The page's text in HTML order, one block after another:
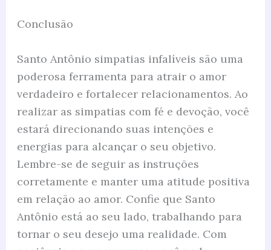
Conclusão
Santo Antônio simpatias infalíveis são uma
poderosa ferramenta para atrair o amor
verdadeiro e fortalecer relacionamentos. Ao
realizar as simpatias com fé e devoção, você
estará direcionando suas intenções e
energias para alcançar o seu objetivo.
Lembre-se de seguir as instruções
corretamente e manter uma atitude positiva
em relação ao amor. Confie que Santo
Antônio está ao seu lado, trabalhando para
tornar o seu desejo uma realidade. Com